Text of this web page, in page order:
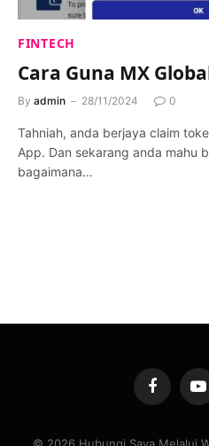
FINTECH
Cara Guna MX
By admin 28/11/2024 0
Tahniah, anda berjaya claim
App. Dan sekarang anda mahu
bagaimana…
Facebook
© 2026 Hubungi Saya Melalui